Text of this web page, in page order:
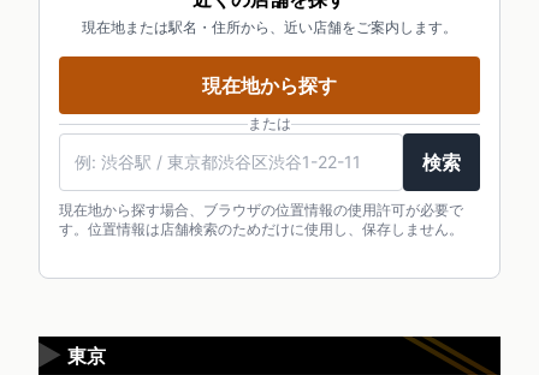
現在地または駅名・住所から、近い店舗をご案内します。
現在地から探す
または
検索
現在地から探す場合、ブラウザの位置情報の使用許可が必要で
す。位置情報は店舗検索のためだけに使用し、保存しません。
東京
▶